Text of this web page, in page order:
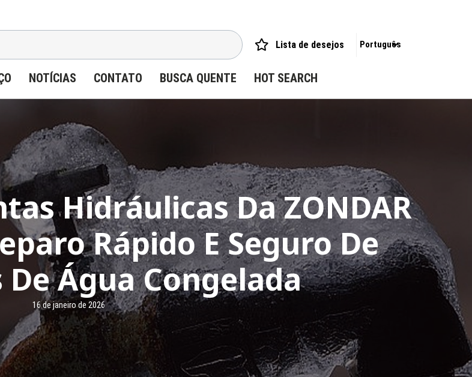
Lista de desejos Português
NOTÍCIAS CONTATO BUSCA QUENTE HOT SEARCH
Hidráulicas Da ZONDAR
Rápido E Seguro De
Água Congelada
16 de janeiro de 2026